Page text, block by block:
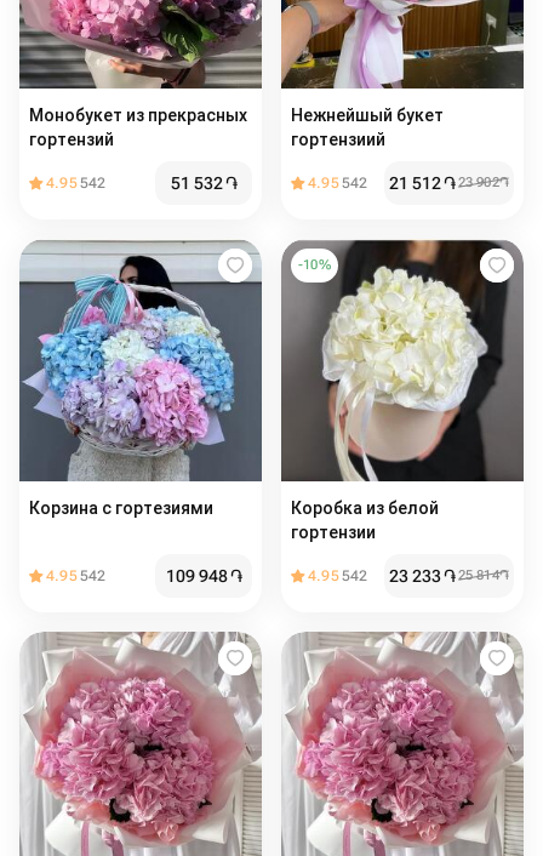
Монобукет из прекрасных
гортензий
4.95542 51 532֏
Нежнейшый букет
гортензиий
4.95542 21 512֏23 902֏
Корзина с гортезиями
4.95542 109 948֏
-10%
Коробка из белой
гортензии
4.95542 23 233֏25 814֏